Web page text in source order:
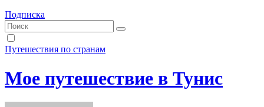
Подписка
Путешествия по странам
Мое путешествие в Тунис